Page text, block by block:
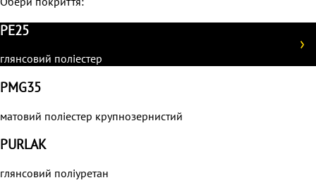
PE25
глянсовий поліестер
PMG35
матовий поліестер крупнозернистий
PURLAK
глянсовий поліуретан